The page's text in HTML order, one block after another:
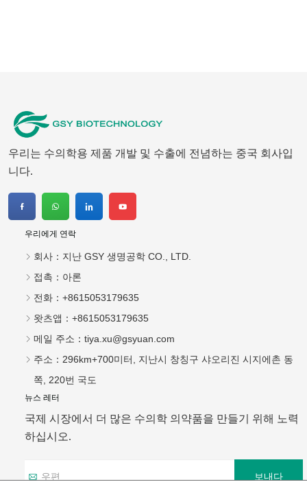
우리는 수의학용 제품 개발 및 수출에 전념하는 중국 회사입
니다.
우리에게 연락
회사： 지난 GSY 생명공학 CO., LTD.
접촉： 아론
전화： +8615053179635
왓츠앱： +8615053179635
메일 주소： tiya.xu@gsyuan.com
주소： 296km+700미터, 지난시 창칭구 샤오리진 시지에촌 동
쪽, 220번 국도
뉴스 레터
국제 시장에서 더 많은 수의학 의약품을 만들기 위해 노력
하십시오.
보내다